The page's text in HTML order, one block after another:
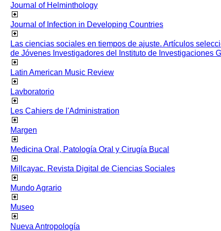
Journal of Helminthology
Journal of Infection in Developing Countries
Las ciencias sociales en tiempos de ajuste. Artículos
de Jóvenes Investigadores del Instituto de Investigaciones
Latin American Music Review
Lavboratorio
Les Cahiers de l'Administration
Margen
Medicina Oral, Patología Oral y Cirugía Bucal
Millcayac. Revista Digital de Ciencias Sociales
Mundo Agrario
Museo
Nueva Antropología